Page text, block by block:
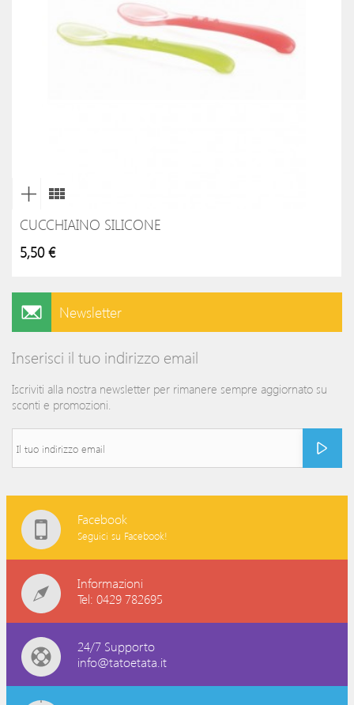
CUCCHIAINO SILICONE
5,50 €
Newsletter
Inserisci il tuo indirizzo email
Iscriviti alla nostra newsletter per rimanere sempre aggiornato su
sconti e promozioni.
Facebook
Seguici su Facebook!
Informazioni
Tel: 0429 782695
24/7 Supporto
info@tatoetata.it